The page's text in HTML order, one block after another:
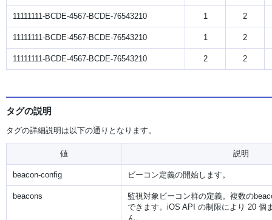
11111111-BCDE-4567-BCDE-76543210 1 2
11111111-BCDE-4567-BCDE-76543210 1 2
11111111-BCDE-4567-BCDE-76543210 2 2
タグの説明
タグの詳細説明は以下の通りとなります。
値 説明
beacon-config ビーコン定義の開始します。
beacons
監視対象ビーコン群の定義。複数の
できます。iOS API の制限により 20 個
ん。